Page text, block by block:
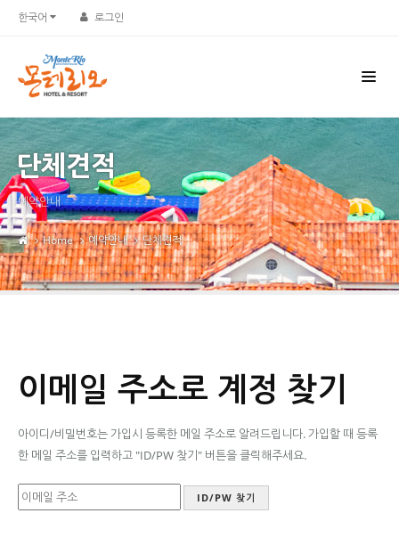
한국어 로그인
단체견적
예약안내
Home 예약안내 단체견적
이메일 주소로 계정 찾기
아이디/비밀번호는 가입시 등록한 메일 주소로 알려드립니다. 가입할 때 등록
한 메일 주소를 입력하고 "ID/PW 찾기" 버튼을 클릭해주세요.